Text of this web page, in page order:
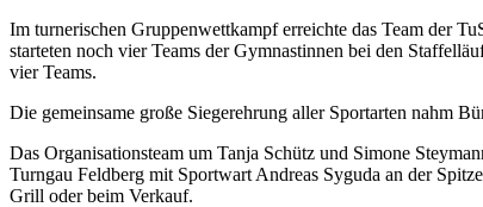
Im turnerischen Gruppenwettkampf erreichte das Team der
starteten noch vier Teams der Gymnastinnen bei den
vier Teams.
Die gemeinsame große Siegerehrung aller Sportarten nahm
Das Organisationsteam um Tanja Schütz und Simone
Turngau Feldberg mit Sportwart Andreas Syguda an der
Grill oder beim Verkauf.